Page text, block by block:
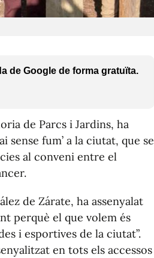
de Google de forma gratuïta.
de Parcs i Jardins, ha
fum’ a la ciutat, que se
al conveni entre el
de Zárate, ha assenyalat
perquè el que volem és
i esportives de la ciutat”.
en tots els accessos